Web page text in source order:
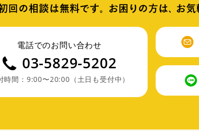
電話でのお問い合わせ
03-5829-5202
時間：9:00〜20:00（土日も受付中）